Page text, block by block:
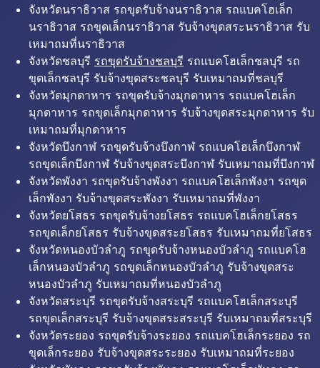
จังหวัดนราธิวาส รถขุดรับจ้างนราธิวาส รถแบคโฮเล็ก
นราธิวาส รถขุดเล็กนราธิวาส รับจ้างขุดสระนราธิวาส รับ
เหมาถมที่นราธิวาส
จังหวัดชลบุรี รถขุดรับจ้างชลบุรี รถแบคโฮเล็กชลบุรี รถ
ขุดเล็กชลบุรี รับจ้างขุดสระชลบุรี รับเหมาถมที่ชลบุรี
จังหวัดมุกดาหาร รถขุดรับจ้างมุกดาหาร รถแบคโฮเล็ก
มุกดาหาร รถขุดเล็กมุกดาหาร รับจ้างขุดสระมุกดาหาร รับ
เหมาถมที่มุกดาหาร
จังหวัดบึงกาฬ รถขุดรับจ้างบึงกาฬ รถแบคโฮเล็กบึงกาฬ
รถขุดเล็กบึงกาฬ รับจ้างขุดสระบึงกาฬ รับเหมาถมที่บึงกาฬ
จังหวัดพังงา รถขุดรับจ้างพังงา รถแบคโฮเล็กพังงา รถขุด
เล็กพังงา รับจ้างขุดสระพังงา รับเหมาถมที่พังงา
จังหวัดยโสธร รถขุดรับจ้างยโสธร รถแบคโฮเล็กยโสธร
รถขุดเล็กยโสธร รับจ้างขุดสระยโสธร รับเหมาถมที่ยโสธร
จังหวัดหนองบัวลำภู รถขุดรับจ้างหนองบัวลำภู รถแบคโฮ
เล็กหนองบัวลำภู รถขุดเล็กหนองบัวลำภู รับจ้างขุดสระ
หนองบัวลำภู รับเหมาถมที่หนองบัวลำภู
จังหวัดสระบุรี รถขุดรับจ้างสระบุรี รถแบคโฮเล็กสระบุรี
รถขุดเล็กสระบุรี รับจ้างขุดสระสระบุรี รับเหมาถมที่สระบุรี
จังหวัดระยอง รถขุดรับจ้างระยอง รถแบคโฮเล็กระยอง รถ
ขุดเล็กระยอง รับจ้างขุดสระระยอง รับเหมาถมที่ระยอง